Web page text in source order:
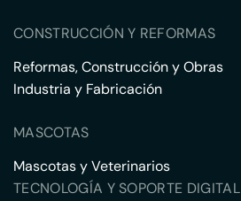
CONSTRUCCIÓN Y REFORMAS
Reformas, Construcción y Obras
Industria y Fabricación
MASCOTAS
Mascotas y Veterinarios
TECNOLOGÍA Y SOPORTE DIGITAL